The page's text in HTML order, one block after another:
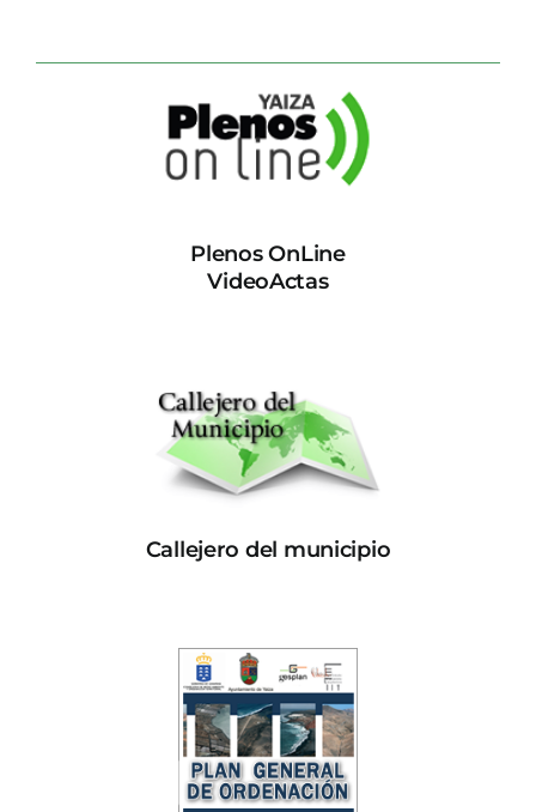
Plenos OnLine
VideoActas
Callejero del municipio